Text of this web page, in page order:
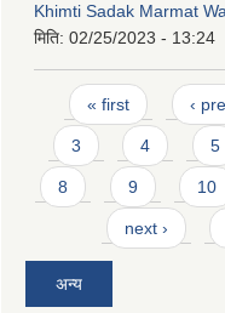
Khimti Sadak Marmat
मिति: 02/25/2023 - 13:24
Pages
« first ‹
3 4 5
8 9 10
next ›
अन्य